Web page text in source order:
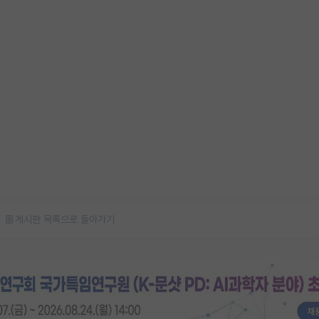
게시판 목록으로 돌아가기